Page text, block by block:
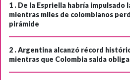
1 . De la Espriella habría impulsado
mientras miles de colombianos
pirámide
2 .Argentina alcanzó récord
mientras que Colombia salda